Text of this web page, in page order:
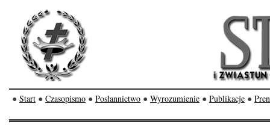
● Start ● Czasopismo ● Posłannictwo ● Wyrozumienie ● Publikacje ●